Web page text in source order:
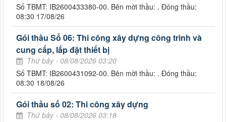
Số TBMT: IB2600433380-00. Bên mời thầu: . Đóng thầu:
08:30 17/08/26
Gói thầu Số 06: Thi công xây dựng công trình và
cung cấp, lắp đặt thiết bị
Thứ bảy - 08/08/2026 03:20
Số TBMT: IB2600431092-00. Bên mời thầu: . Đóng thầu:
08:30 18/08/26
Gói thầu số 02: Thi công xây dựng
Thứ bảy - 08/08/2026 03:18